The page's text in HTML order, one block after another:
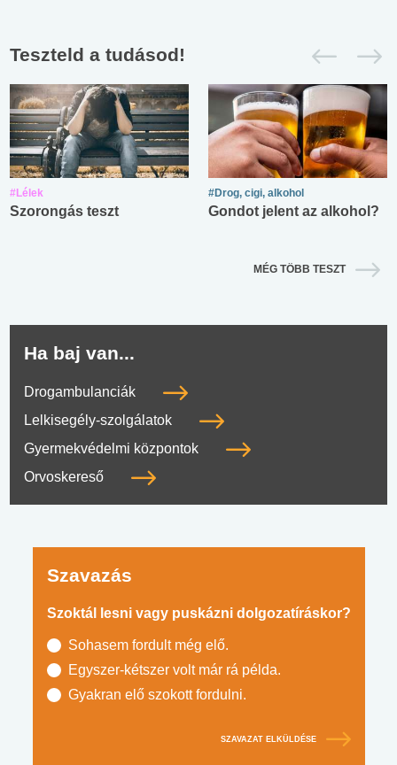
Teszteld a tudásod!
#Lélek
Szorongás teszt
#Drog, cigi, alkohol
Gondot jelent az alkohol?
MÉG TÖBB TESZT
Ha baj van...
Drogambulanciák
Lelkisegély-szolgálatok
Gyermekvédelmi központok
Orvoskereső
Szavazás
Szoktál lesni vagy puskázni dolgozatíráskor?
Sohasem fordult még elő.
Egyszer-kétszer volt már rá példa.
Gyakran elő szokott fordulni.
SZAVAZAT ELKÜLDÉSE